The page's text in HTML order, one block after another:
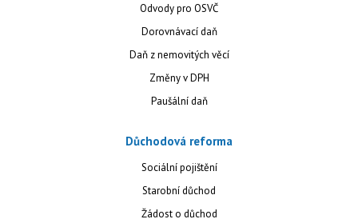
Odvody pro OSVČ
Dorovnávací daň
Daň z nemovitých věcí
Změny v DPH
Paušální daň
Důchodová reforma
Sociální pojištění
Starobní důchod
Žádost o důchod